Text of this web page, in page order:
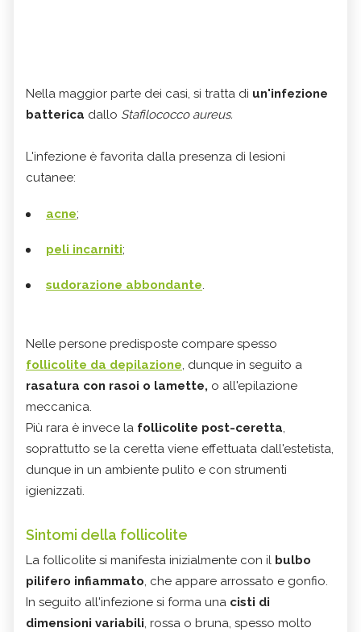
Nella maggior parte dei casi, si tratta di un'infezione
batterica dallo Stafilococco aureus.
L'infezione è favorita dalla presenza di lesioni
cutanee:
acne;
peli incarniti;
sudorazione abbondante.
Nelle persone predisposte compare spesso
follicolite da depilazione, dunque in seguito a
rasatura con rasoi o lamette, o all'epilazione
meccanica.
Più rara è invece la follicolite post-ceretta,
soprattutto se la ceretta viene effettuata dall'estetista,
dunque in un ambiente pulito e con strumenti
igienizzati.
Sintomi della follicolite
La follicolite si manifesta inizialmente con il bulbo
pilifero infiammato, che appare arrossato e gonfio.
In seguito all'infezione si forma una cisti di
dimensioni variabili, rossa o bruna, spesso molto